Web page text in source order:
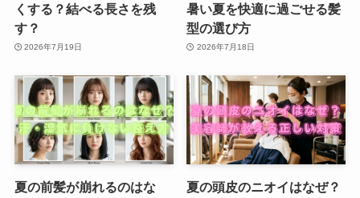
くする？結べる長さを残
す？
2026年7月19日
暑い夏を快適に過ごせる髪
型の選び方
2026年7月18日
夏の前髪が崩れるのはな
夏の頭皮のニオイはなぜ？